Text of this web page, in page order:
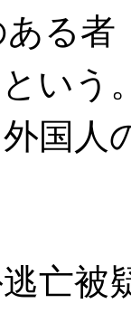
る者
いう
国人
亡被